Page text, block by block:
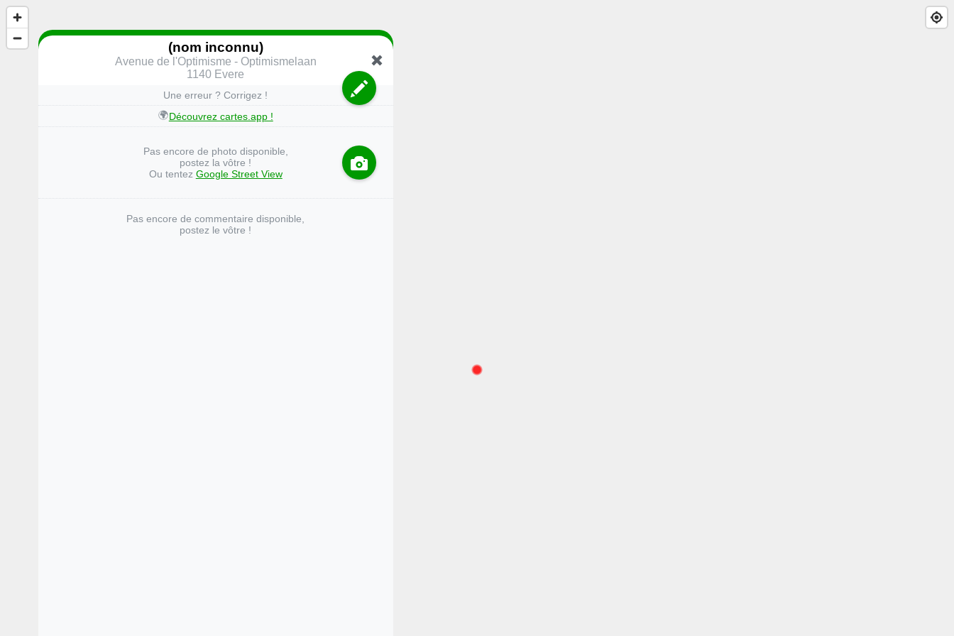
(nom inconnu)
Avenue de l'Optimisme - Optimismelaan
1140 Evere
Une erreur ? Corrigez !
🌍Découvrez cartes.app !
Pas encore de photo disponible,
postez la vôtre !
Ou tentez Google Street View
Pas encore de commentaire disponible,
postez le vôtre !